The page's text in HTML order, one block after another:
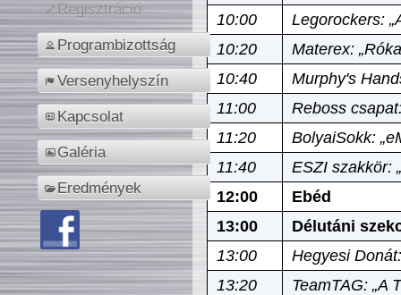
Regisztráció
Programbizottság
Versenyhelyszín
Kapcsolat
Galéria
Eredmények
10:00
Legorockers:
10:20
Materex:
10:40
Murphy's
11:00
Reboss
11:20
BolyaiSokk:
11:40
ESZI szakkör:
12:00
Ebéd
13:00
Délutáni
13:00
Hegyesi
13:20
TeamTAG: „A